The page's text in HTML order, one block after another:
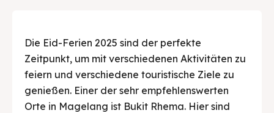
Playground Anak
Katering Magelang
Nasi Box
Playground Anak
Katering Magelang
Nasi Box
Die Eid-Ferien 2025 sind der perfekte
Zeitpunkt, um mit verschiedenen Aktivitäten zu
feiern und verschiedene touristische Ziele zu
genießen. Einer der sehr empfehlenswerten
Orte in Magelang ist Bukit Rhema. Hier sind